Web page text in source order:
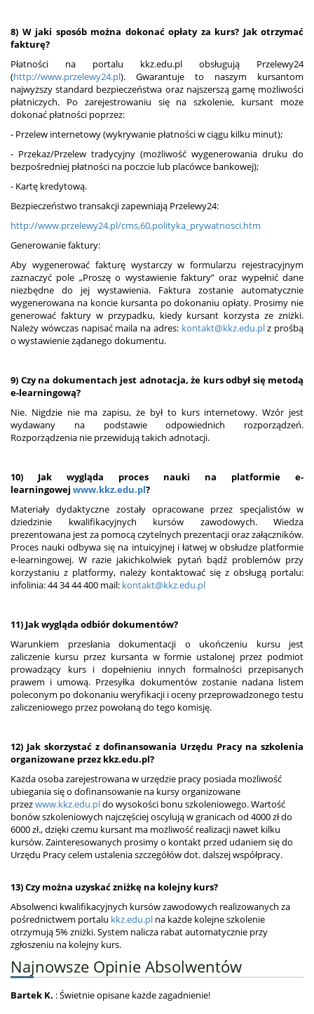
8) W jaki sposób można dokonać opłaty za kurs? Jak otrzymać
fakturę?
Płatności na portalu kkz.edu.pl obsługują Przelewy24
(http://www.przelewy24.pl). Gwarantuje to naszym kursantom
najwyższy standard bezpieczeństwa oraz najszerszą gamę możliwości
płatniczych. Po zarejestrowaniu się na szkolenie, kursant może
dokonać płatności poprzez:
- Przelew internetowy (wykrywanie płatności w ciągu kilku minut);
- Przekaz/Przelew tradycyjny (możliwość wygenerowania druku do
bezpośredniej płatności na poczcie lub placówce bankowej);
- Kartę kredytową.
Bezpieczeństwo transakcji zapewniają Przelewy24:
http://www.przelewy24.pl/cms,60,polityka_prywatnosci.htm
Generowanie faktury:
Aby wygenerować fakturę wystarczy w formularzu rejestracyjnym
zaznaczyć pole „Proszę o wystawienie faktury” oraz wypełnić dane
niezbędne do jej wystawienia. Faktura zostanie automatycznie
wygenerowana na koncie kursanta po dokonaniu opłaty. Prosimy nie
generować faktury w przypadku, kiedy kursant korzysta ze zniżki.
Należy wówczas napisać maila na adres: kontakt@kkz.edu.plz prośbą
o wystawienie żądanego dokumentu.
9) Czy na dokumentach jest adnotacja, że kurs odbył się metodą
e-learningową?
Nie. Nigdzie nie ma zapisu, że był to kurs internetowy. Wzór jest
wydawany na podstawie odpowiednich rozporządzeń.
Rozporządzenia nie przewidują takich adnotacji.
10) Jak wygląda proces nauki na platformie e-
learningowej www.kkz.edu.pl?
Materiały dydaktyczne zostały opracowane przez specjalistów w
dziedzinie kwalifikacyjnych kursów zawodowych. Wiedza
prezentowana jest za pomocą czytelnych prezentacji oraz załączników.
Proces nauki odbywa się na intuicyjnej i łatwej w obsłudze platformie
e-learningowej. W razie jakichkolwiek pytań bądź problemów przy
korzystaniu z platformy, należy kontaktować się z obsługą portalu:
infolinia: 44 34 44 400 mail: kontakt@kkz.edu.pl
11) Jak wygląda odbiór dokumentów?
Warunkiem przesłania dokumentacji o ukończeniu kursu jest
zaliczenie kursu przez kursanta w formie ustalonej przez podmiot
prowadzący kurs i dopełnieniu innych formalności przepisanych
prawem i umową. Przesyłka dokumentów zostanie nadana listem
poleconym po dokonaniu weryfikacji i oceny przeprowadzonego testu
zaliczeniowego przez powołaną do tego komisję.
12) Jak skorzystać z dofinansowania Urzędu Pracy na szkolenia
organizowane przez kkz.edu.pl?
Każda osoba zarejestrowana w urzędzie pracy posiada możliwość
ubiegania się o dofinansowanie na kursy organizowane
przezwww.kkz.edu.pldo wysokości bonu szkoleniowego. Wartość
bonów szkoleniowych najczęściej oscylują w granicach od 4000 zł do
6000 zł., dzięki czemu kursant ma możliwość realizacji nawet kilku
kursów. Zainteresowanych prosimy o kontakt przed udaniem się do
Urzędu Pracy celem ustalenia szczegółów dot. dalszej współpracy.
13) Czy można uzyskać zniżkę na kolejny kurs?
Absolwenci kwalifikacyjnych kursów zawodowych realizowanych za
pośrednictwem portalu kkz.edu.pl na każde kolejne szkolenie
otrzymują 5% zniżki. System nalicza rabat automatycznie przy
zgłoszeniu na kolejny kurs.
Najnowsze Opinie Absolwentów
Bartek K. : Świetnie opisane każde zagadnienie!